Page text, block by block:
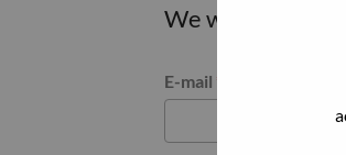
We will email
Reset password with
E-mail